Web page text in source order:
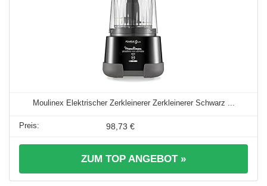
Moulinex Elektrischer Zerkleinerer Zerkleinerer Schwarz ...
98,73 €
ZUM TOP ANGEBOT »